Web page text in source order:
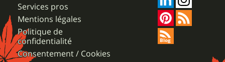
Services pros
Mentions légales
Politique de
confidentialité
Consentement / Cookies